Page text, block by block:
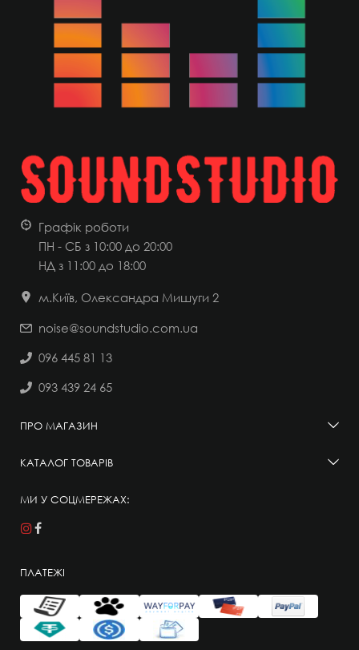
Графік роботи
ПН - СБ з 10:00 до 20:00
НД з 11:00 до 18:00
м.Київ, Олександра Мишуги 2
noise@soundstudio.com.ua
096 445 81 13
093 439 24 65
ПРО МАГАЗИН
КАТАЛОГ ТОВАРІВ
МИ У СОЦМЕРЕЖАХ:
ПЛАТЕЖІ